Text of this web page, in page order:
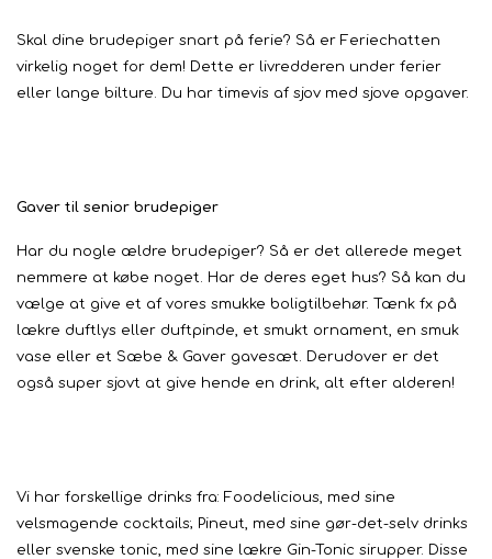
Skal dine brudepiger snart på ferie? Så er Feriechatten
virkelig noget for dem! Dette er livredderen under ferier
eller lange bilture. Du har timevis af sjov med sjove opgaver.
Gaver til senior brudepiger
Har du nogle ældre brudepiger? Så er det allerede meget
nemmere at købe noget. Har de deres eget hus? Så kan du
vælge at give et af vores smukke boligtilbehør. Tænk fx på
lækre duftlys eller duftpinde, et smukt ornament, en smuk
vase eller et Sæbe & Gaver gavesæt. Derudover er det
også super sjovt at give hende en drink, alt efter alderen!
Vi har forskellige drinks fra: Foodelicious, med sine
velsmagende cocktails; Pineut, med sine gør-det-selv drinks
eller svenske tonic, med sine lækre Gin-Tonic sirupper. Disse